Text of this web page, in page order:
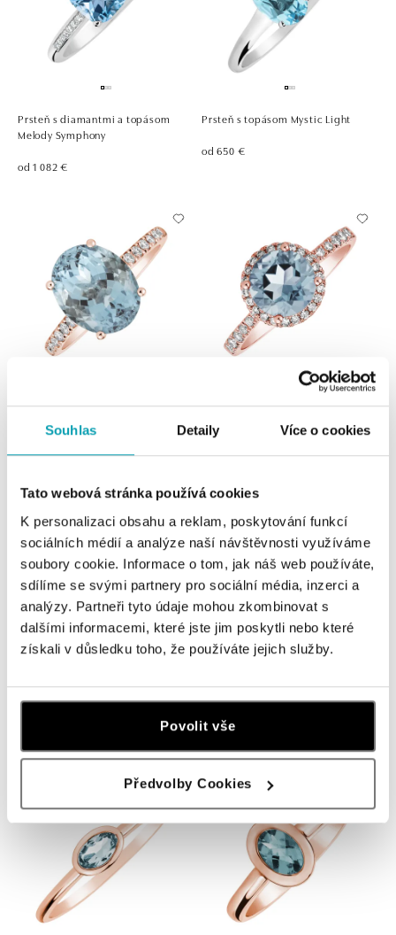
Souhlas Detaily Více o cookies
Tato webová stránka používá cookies
K personalizaci obsahu a reklam, poskytování funkcí
sociálních médií a analýze naší návštěvnosti využíváme
soubory cookie. Informace o tom, jak náš web používáte,
sdílíme se svými partnery pro sociální média, inzerci a
analýzy. Partneři tyto údaje mohou zkombinovat s
dalšími informacemi, které jste jim poskytli nebo které
získali v důsledku toho, že používáte jejich služby.
Povolit vše
Předvolby Cookies
Prsteň s diamantmi a topásom
Melody Symphony
od 1 082 €
Prsteň s topásom Mystic Light
od 650 €
Prsteň s diamantmi a topásom sky
Bonbon
Prsteň s diamantmi a topásom sky
Stellar Sun
od 1 622 €